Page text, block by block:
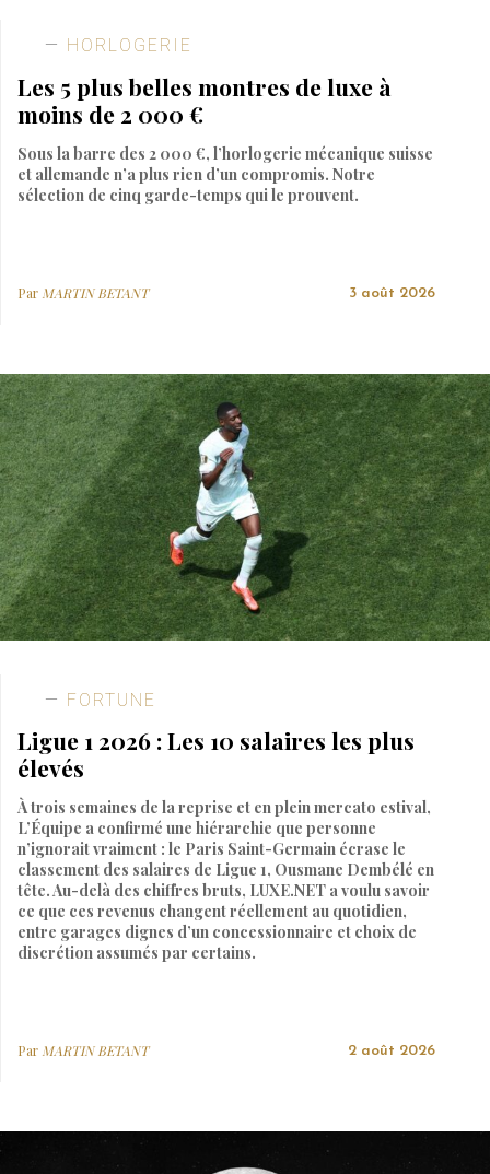
HORLOGERIE
Les 5 plus belles montres de luxe à
moins de 2 000 €
Sous la barre des 2 000 €, l’horlogerie mécanique suisse
et allemande n’a plus rien d’un compromis. Notre
sélection de cinq garde-temps qui le prouvent.
Par MARTIN BETANT 3 août 2026
FORTUNE
Ligue 1 2026 : Les 10 salaires les plus
élevés
À trois semaines de la reprise et en plein mercato estival,
L’Équipe a confirmé une hiérarchie que personne
n’ignorait vraiment : le Paris Saint-Germain écrase le
classement des salaires de Ligue 1, Ousmane Dembélé en
tête. Au-delà des chiffres bruts, LUXE.NET a voulu savoir
ce que ces revenus changent réellement au quotidien,
entre garages dignes d’un concessionnaire et choix de
discrétion assumés par certains.
ParMARTIN BETANT 2 août 2026